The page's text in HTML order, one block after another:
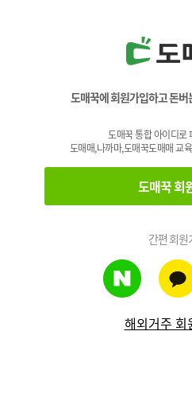
도매꾹에 회원가입하고 돈
도매꾹 통합 아이디로
도매매,나까마,도매꾹도매매 교
도매꾹 회
간편 회원
해외거주 회